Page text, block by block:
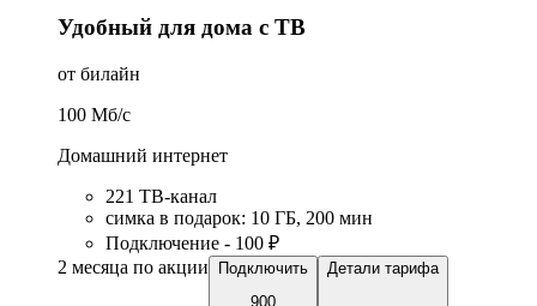
Удобный для дома с ТВ
от билайн
100 Мб/c
Домашний интернет
221 ТB-канал
симка в подарок: 10 ГБ, 200 мин
Подключение - 100 ₽
2 месяца по акции
Подключить
900
Детали тарифа